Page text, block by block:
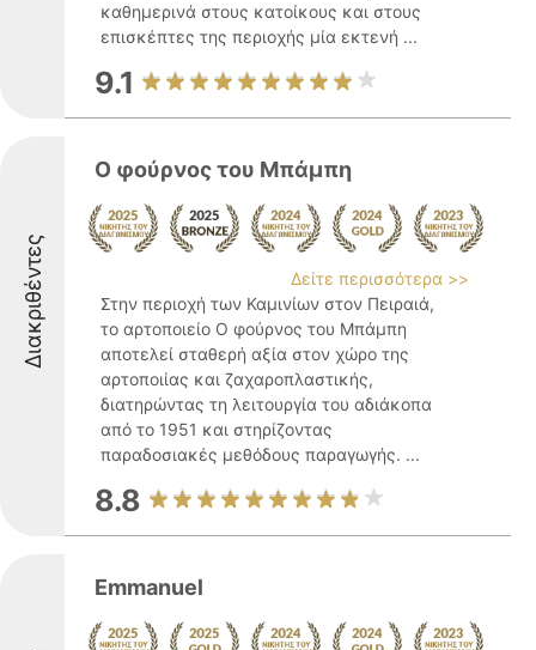
καθημερινά στους κατοίκους και στους
επισκέπτες της περιοχής μία εκτενή ...
9.1
Διακριθέντες
Ο φούρνος του Μπάμπη
Δείτε περισσότερα >>
Στην περιοχή των Καμινίων στον Πειραιά,
το αρτοποιείο Ο φούρνος του Μπάμπη
αποτελεί σταθερή αξία στον χώρο της
αρτοποιίας και ζαχαροπλαστικής,
διατηρώντας τη λειτουργία του αδιάκοπα
από το 1951 και στηρίζοντας
παραδοσιακές μεθόδους παραγωγής. ...
8.8
Emmanuel